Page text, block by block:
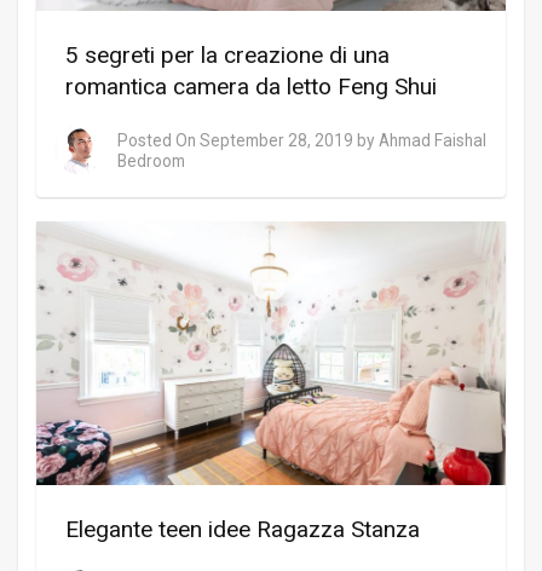
5 segreti per la creazione di una
romantica camera da letto Feng Shui
Posted On September 28, 2019 by Ahmad Faishal
Bedroom
Elegante teen idee Ragazza Stanza